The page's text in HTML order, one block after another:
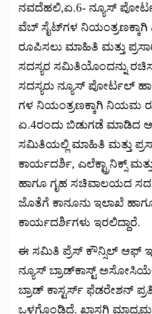
ನವದೆಹಲಿ,ಏ.6- ನ್ಯೂಸ್
ವೆಬ್ ಸೈಟ್‍ಗಳ
ರೂಪಿಸಲು ಮಾಹಿತಿ ಮತ್ತು
ಸದಸ್ಯರ ಸಮಿತಿಯೊಂದನ್ನು
ಸದಸ್ಯರು ನ್ಯೂಸ್ ಪೋರ್ಟಲ್
ಗಳ ನಿಯಂತ್ರಣಕ್ಕಾಗಿ ನಿಯಮ
ಏ.4ರಂದು ಬಿಡುಗಡೆ ಮಾಡಿದ
ಸಮಿತಿಯಲ್ಲಿ ಮಾಹಿತಿ ಮತ್ತು
ಕಾರ್ಯದರ್ಶಿ, ಎಲೆಕ್ಟ್ರಾನಿಕ್ಸ್
ಹಾಗೂ ಗೃಹ ಸಚಿವಾಲಯದ
ಜೊತೆಗೆ ಕಾನೂನು ಇಲಾಖೆ
ಕಾರ್ಯದರ್ಶಿಗಳು ಇರಲಿದ್ದಾರೆ.
ಈ ಸಮಿತಿ ಪ್ರೆಸ್ ಕೌನ್ಸಿಲ್ ಆಫ್
ನ್ಯೂಸ್ ಬ್ರಾಡ್‍ಕಾಸ್ಟ್
ಬ್ರಾಡ್ ಕಾಸ್ಟರ್ಸ್ ಫೆಡರೇಶನ್
ಒಳಗೊಂಡಿದೆ. ಖಾಸಗಿ